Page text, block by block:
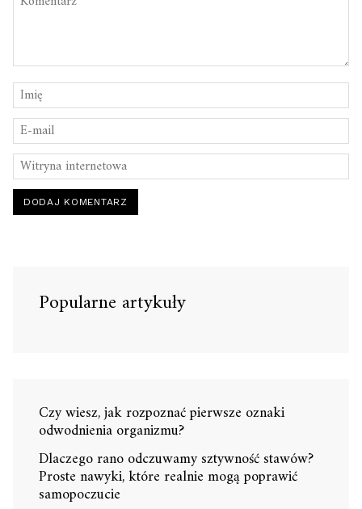
Popularne artykuły
Czy wiesz, jak rozpoznać pierwsze oznaki
odwodnienia organizmu?
Dlaczego rano odczuwamy sztywność stawów?
Proste nawyki, które realnie mogą poprawić
samopoczucie